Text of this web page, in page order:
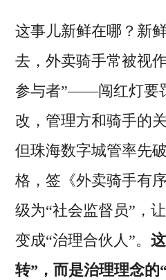
这事儿新鲜在哪？新
去，外卖骑手常被视
参与者”——闯红灯要
改，管理方和骑手的
但珠海数字城管率先
格，签《外卖骑手有
级为“社会监督员”，
变成“治理合伙人”。
转”，而是治理理念的